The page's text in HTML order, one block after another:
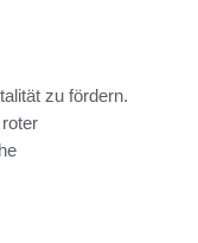
zu fördern.